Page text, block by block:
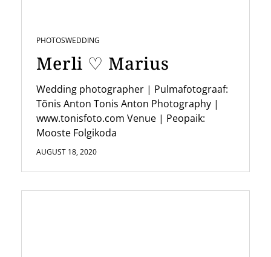
PHOTOSWEDDING
Merli ♡ Marius
Wedding photographer | Pulmafotograaf:
Tõnis Anton Tonis Anton Photography |
www.tonisfoto.com Venue | Peopaik:
Mooste Folgikoda
AUGUST 18, 2020